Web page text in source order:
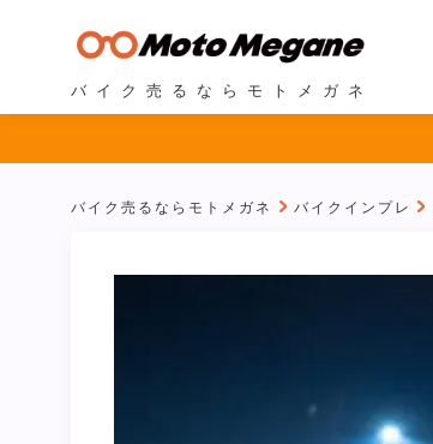
バイク売るならモトメガネ
バイク売るならモトメガネ バイクインプレ